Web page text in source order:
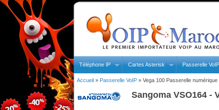
Téléphone IP Cartes Asterisk Passerelle VoIP
Accueil» Passerelle VoIP» Vega 100 Passerelle
Sangoma VSO164 -